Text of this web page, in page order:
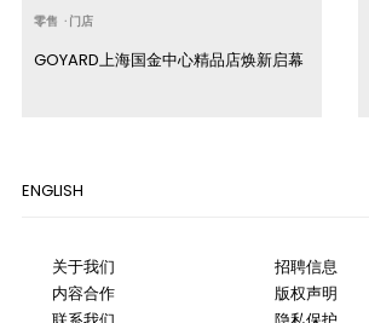
零售 · 门店
GOYARD上海国金中心精品店焕新启幕
ENGLISH
关于我们
内容合作
招聘信息
版权声明